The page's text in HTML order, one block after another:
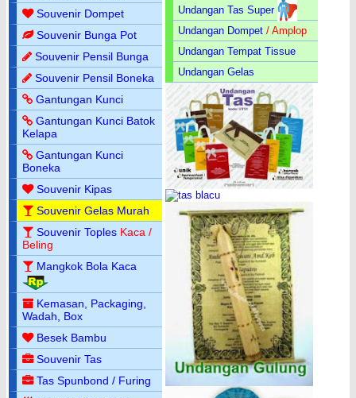
Souvenir Dompet
Souvenir Bunga Pot
Souvenir Pensil Bunga
Souvenir Pensil Boneka
Gantungan Kunci
Gantungan Kunci Batok
Kelapa
Gantungan Kunci
Boneka
Souvenir Kipas
Souvenir Gelas Murah
Souvenir Toples Kaca /
Beling
Mangkok Bola Kaca
Kemasan, Packaging,
Wadah, Box
Besek Bambu
Souvenir Tas
Tas Spunbond / Furing
Undangan Tas Super
Undangan Dompet / Amplop
Undangan Tempat Tissue
Undangan Gelas